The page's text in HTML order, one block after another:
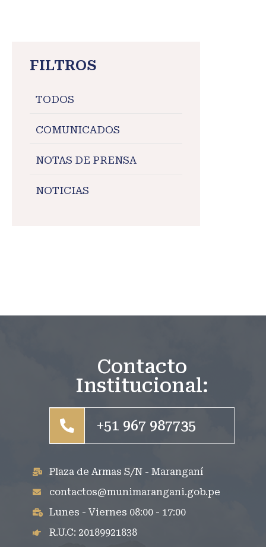
FILTROS
TODOS
COMUNICADOS
NOTAS DE PRENSA
NOTICIAS
Contacto
Institucional:
+51 967 987735
Plaza de Armas S/N - Maranganí
contactos@munimarangani.gob.pe
Lunes - Viernes 08:00 - 17:00
R.U.C: 20189921838